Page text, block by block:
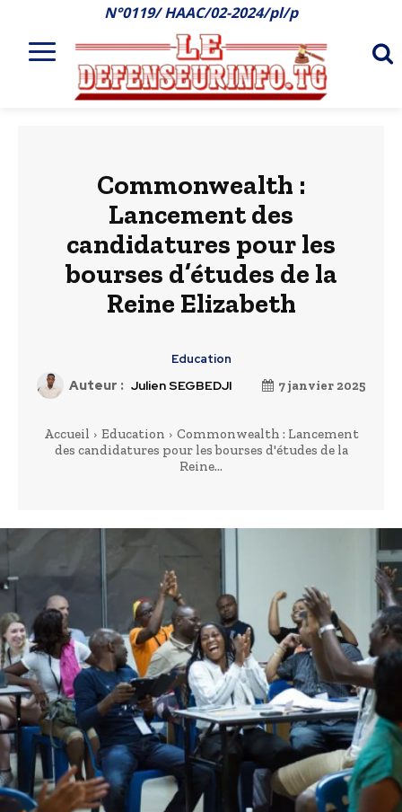
N°0119/ HAAC/02-2024/pl/p
Commonwealth :
Lancement des
candidatures pour les
bourses d’études de la
Reine Elizabeth
Education
Auteur : Julien SEGBEDJI 7 janvier 2025
Accueil Education
Commonwealth : Lancement
des candidatures pour les bourses d'études de la
Reine...